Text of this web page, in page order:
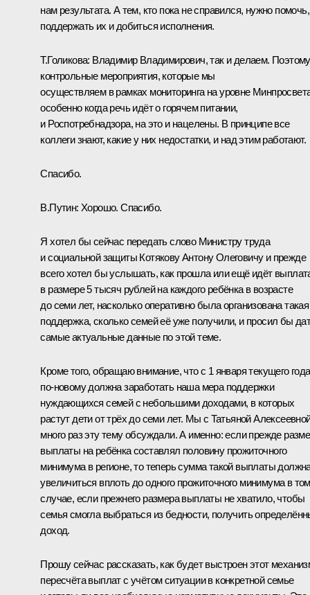
нам результата. А тем, кто пока не справился, нужно помочь,
поддержать их и добиться исполнения.
Т.Голикова: Владимир Владимирович, так и делаем. Поэтому
контрольные мероприятия, которые мы
осуществляем в рамках мониторинга на уровне
особенно когда речь идёт о горячем питании,
и Роспотребнадзора, на это и нацелены. В принципе все
коллеги знают, какие у них недостатки, и над этим работают.
Спасибо.
В.Путин: Хорошо. Спасибо.
Я хотел бы сейчас передать слово Министру труда
и социальной защиты Котякову Антону Олеговичу и прежде
всего хотел бы услышать, как прошла или ещё идёт
в размере 5 тысяч рублей на каждого ребёнка в возрасте
до семи лет, насколько оперативно была организована такая
поддержка, сколько семей её уже получили, и просил бы
самые актуальные данные по этой теме.
Кроме того, обращаю внимание, что с 1 января текущего года
по-новому должна заработать наша мера поддержки
нуждающихся семей с небольшими доходами, в которых
растут дети от трёх до семи лет. Мы с Татьяной
много раз эту тему обсуждали. А именно: если прежде
выплаты на ребёнка составлял половину прожиточного
минимума в регионе, то теперь сумма такой выплаты
увеличиться вплоть до одного прожиточного минимума в том
случае, если прежнего размера выплаты не хватило, чтобы
семья смогла выбраться из бедности, получить
доход.
Прошу сейчас рассказать, как будет выстроен этот
пересчёта выплат с учётом ситуации в конкретной семье